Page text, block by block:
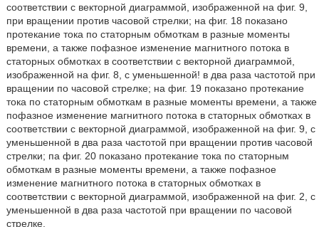
соответствии с векторной диаграммой, изображенной на фиг. 9,
при вращении против часовой стрелки; на фиг. 18 показано
протекание тока по статорным обмоткам в разные моменты
времени, а также пофазное изменение магнитного потока в
статорных обмотках в соответствии с векторной диаграммой,
изображенной на фиг. 8, с уменьшенной! в два раза частотой при
вращении по часовой стрелке; на фиг. 19 показано протекание
тока по статорным обмоткам в разные моменты времени, а также
пофазное изменение магнитного потока в статорных обмотках в
соответствии с векторной диаграммой, изображенной на фиг. 9, с
уменьшенной в два раза частотой при вращении против часовой
стрелки; па фиг. 20 показано протекание тока по статорным
обмоткам в разные моменты времени, а также пофазное
изменение магнитного потока в статорных обмотках в
соответствии с векторной диаграммой, изображенной на фиг. 2, с
уменьшенной в два раза частотой при вращении по часовой
стрелке.